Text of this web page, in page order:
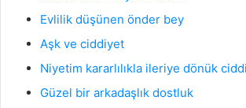
Evlilik düşünen önder bey
Aşk ve ciddiyet
Niyetim kararlılıkla ileriye dönük
Güzel bir arkadaşlık dostluk